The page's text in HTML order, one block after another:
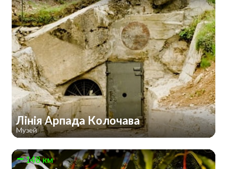
Лінія Арпада Колочава
Музей
148 км